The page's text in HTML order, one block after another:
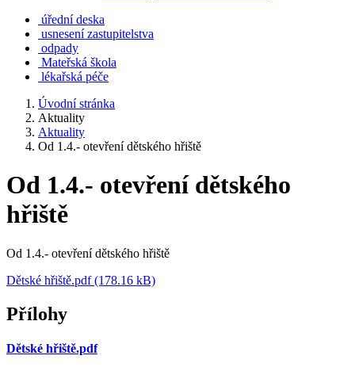
úřední deska
usnesení zastupitelstva
odpady
Mateřská škola
lékařská péče
Úvodní stránka
Aktuality
Aktuality
Od 1.4.- otevření dětského hřiště
Od 1.4.- otevření dětského
hřiště
Od 1.4.- otevření dětského hřiště
Dětské hřiště.pdf (178.16 kB)
Přílohy
Dětské hřiště.pdf